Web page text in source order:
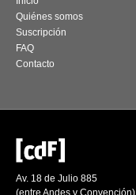
Quiénes somos
Suscripción
FAQ
Contacto
Av. 18 de Julio 885
(entre Andes y Convención)